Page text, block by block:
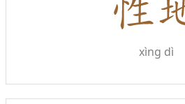
xìng dì